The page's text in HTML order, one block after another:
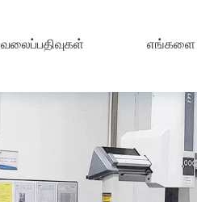
வலைப்பதிவுகள் எங்களை